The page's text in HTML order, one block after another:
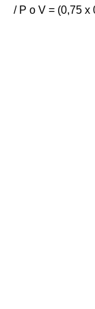
/ P o V = (0,75 x